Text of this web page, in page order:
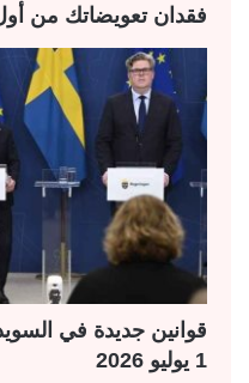
فقدان تعويضاتك من
قوانين جديدة في
1 يوليو 2026